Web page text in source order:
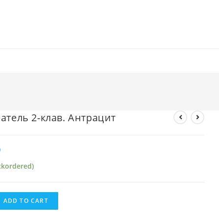
2-клав. Антрацит
ADD TO CART